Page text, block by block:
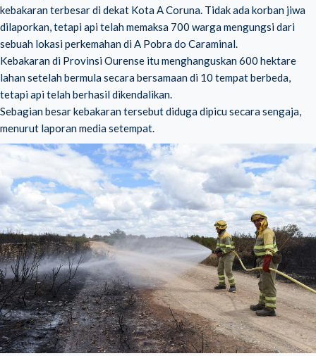
kebakaranterbesar di dekat Kota A Coruna. Tidak ada korban jiwa
dilaporkan, tetapi api telah memaksa 700 warga mengungsi dari
sebuah lokasi perkemahan di A Pobra do Caraminal.
Kebakaran di Provinsi Ourense itu menghanguskan 600 hektare
lahan setelah bermula secara bersamaan di 10 tempat berbeda,
tetapi api telah berhasil dikendalikan.
Sebagian besar kebakaran tersebut diduga dipicu secara sengaja,
menurut laporan media setempat.